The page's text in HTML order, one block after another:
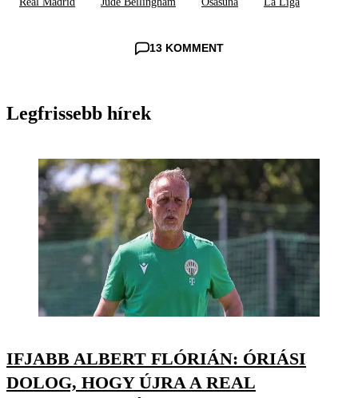
13 KOMMENT
Legfrissebb hírek
IFJABB ALBERT FLÓRIÁN: ÓRIÁSI
DOLOG, HOGY ÚJRA A REAL